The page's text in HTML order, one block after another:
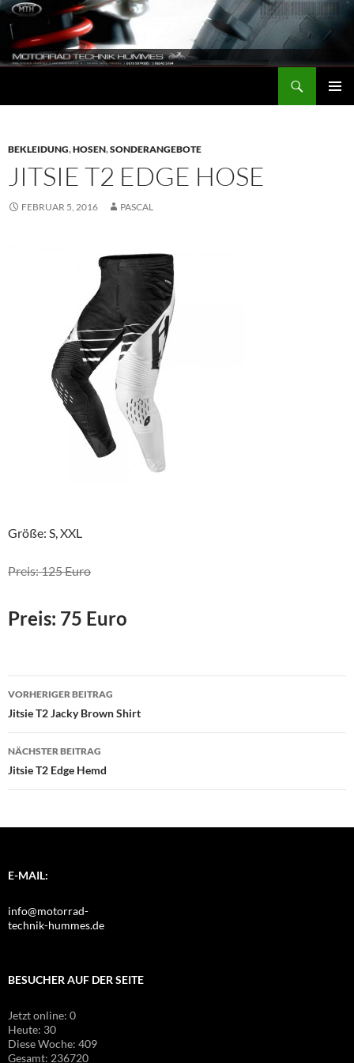
Zum
Inhalt
springen
BEKLEIDUNG,HOSEN,SONDERANGEBOTE
JITSIE T2 EDGE HOSE
FEBRUAR 5, 2016 PASCAL
Größe: S, XXL
Preis: 125 Euro
Preis: 75 Euro
Beitragsnavigation
VORHERIGER BEITRAG
Jitsie T2 Jacky Brown Shirt
NÄCHSTER BEITRAG
Jitsie T2 Edge Hemd
E-MAIL:
info@motorrad-
technik-hummes.de
BESUCHER AUF DER SEITE
Jetzt online: 0
Heute: 30
Diese Woche: 409
Gesamt: 236720